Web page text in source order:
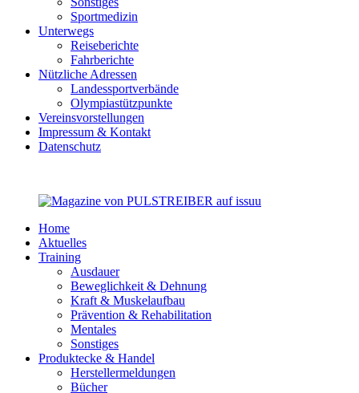
Sportmedizin
Unterwegs
Reiseberichte
Fahrberichte
Nützliche Adressen
Landessportverbände
Olympiastützpunkte
Vereinsvorstellungen
Impressum & Kontakt
Datenschutz
Home
Aktuelles
Training
Ausdauer
Beweglichkeit & Dehnung
Kraft & Muskelaufbau
Prävention & Rehabilitation
Mentales
Sonstiges
Produktecke & Handel
Herstellermeldungen
Bücher